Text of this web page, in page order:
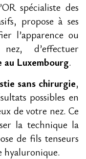
spécialiste des
propose à ses
l’apparence ou
d’effectuer
Luxembourg.
sans chirurgie,
possibles en
de votre nez. Ce
la technique la
de fils tenseurs
hyaluronique.